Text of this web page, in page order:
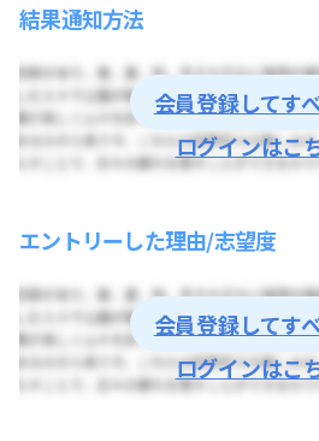
結果通知方法
会員登録してす
ログインはこ
エントリーした理由/志望度
会員登録してす
ログインはこ